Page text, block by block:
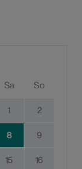
Sa So
1 2
8 9
15 16